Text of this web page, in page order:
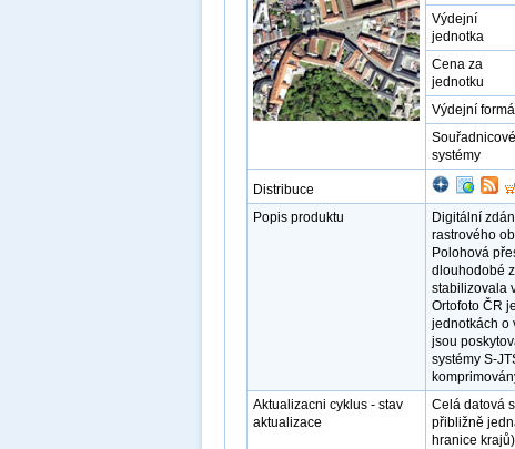
Výdejní
jednotka
Cena za
jednotku
Výdejní
Souřadnicové
systémy
Distribuce
Popis produktu
Digitální
rastrového
Polohová
dlouhodobé
stabilizovala
Ortofoto ČR
jednotkách o
jsou
systémy S-
Aktualizacni cyklus - stav
aktualizace
Celá datová
přibližně
hranice